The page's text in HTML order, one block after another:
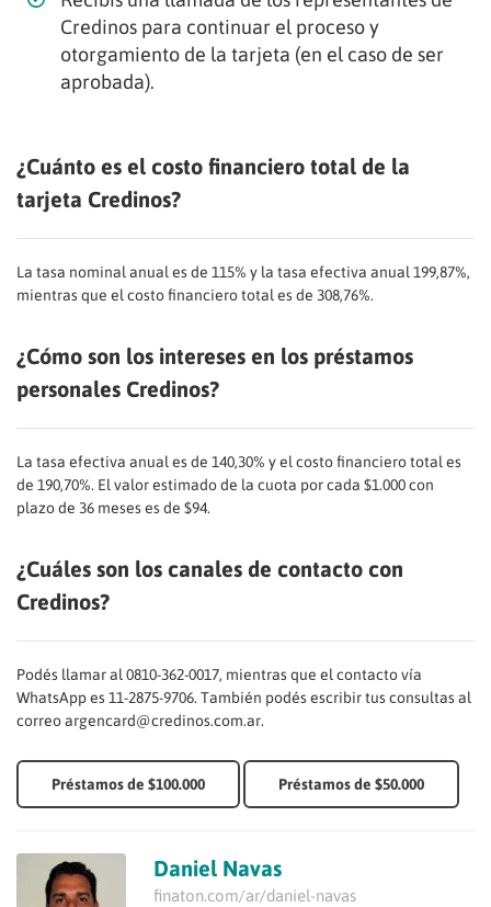
Credinos para continuar el proceso y
otorgamiento de la tarjeta (en el caso de ser
aprobada).
¿Cuánto es el costo financiero total de la
tarjeta Credinos?
La tasa nominal anual es de 115% y la tasa efectiva anual 199,87%,
mientras que el costo financiero total es de 308,76%.
¿Cómo son los intereses en los préstamos
personales Credinos?
La tasa efectiva anual es de 140,30% y el costo financiero total es
de 190,70%. El valor estimado de la cuota por cada $1.000 con
plazo de 36 meses es de $94.
¿Cuáles son los canales de contacto con
Credinos?
Podés llamar al 0810-362-0017, mientras que el contacto vía
WhatsApp es 11-2875-9706. También podés escribir tus consultas al
correo argencard@credinos.com.ar.
Préstamos de $100.000 Préstamos de $50.000
Daniel Navas
finaton.com/ar/daniel-navas